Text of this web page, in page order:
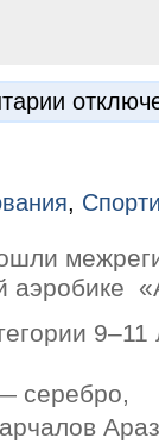
записи
в
г.
обл.)
,
аэробике
9–11
серебро,